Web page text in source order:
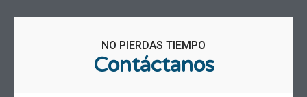
NO PIERDAS TIEMPO
Contáctanos